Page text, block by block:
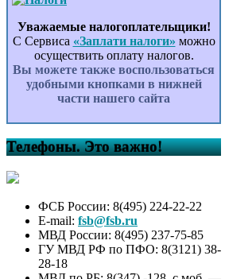
Уважаемые налогоплательщики!
С Сервиса «Заплати налоги» можно
осуществить оплату налогов.
Вы можете также воспользоваться
удобными кнопками в нижней
части нашего сайта
Телефоны. Это важно!
ФСБ России: 8(495) 224-22-22
E-mail: fsb@fsb.ru
МВД России: 8(495) 237-75-85
ГУ МВД РФ по ПФО: 8(3121) 38-
28-18